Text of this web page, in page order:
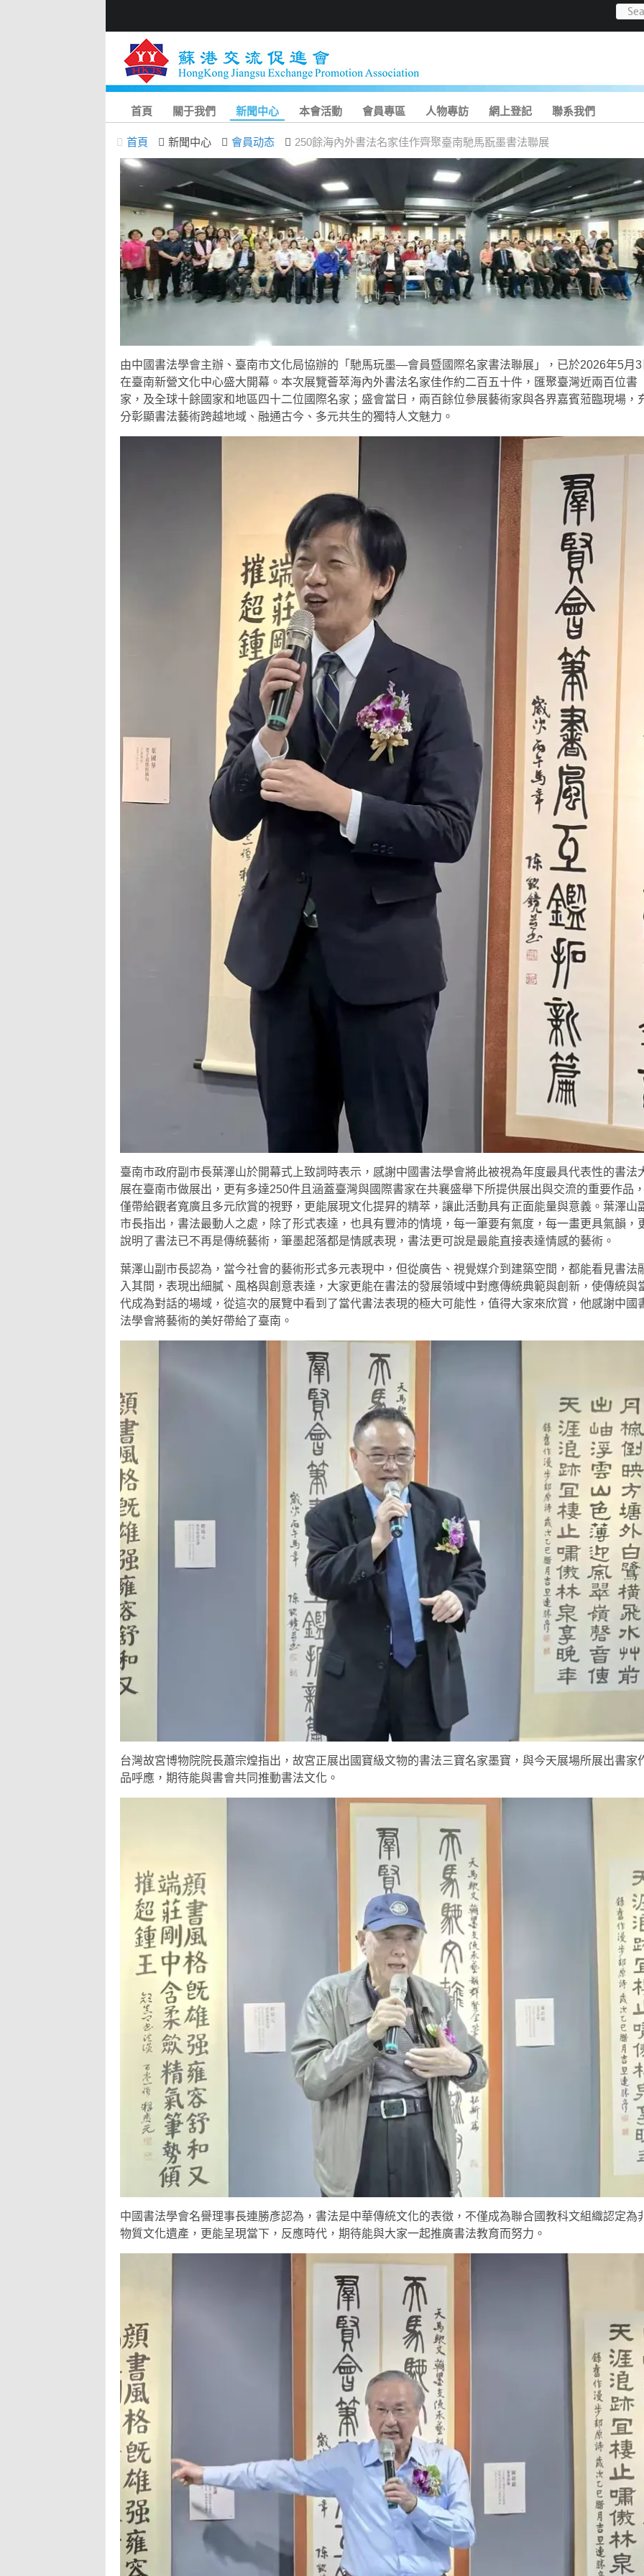
首頁 關于我們 新聞中心 本會活動 會員專區 人物專訪 網上登記 聯系我們
首頁 新聞中心 會員动态 250餘海內外書法名家佳作齊聚臺南馳馬翫墨書法聯展
由中國書法學會主辦、臺南市文化局協辦的「馳馬玩墨—會員暨國際名家書法聯展」，已於2026年5月3
在臺南新營文化中心盛大開幕。本次展覽薈萃海內外書法名家佳作約二百五十件，匯聚臺灣近兩百位書
家，及全球十餘國家和地區四十二位國際名家；盛會當日，兩百餘位參展藝術家與各界嘉賓蒞臨現場，
分彰顯書法藝術跨越地域、融通古今、多元共生的獨特人文魅力。
臺南市政府副市長葉澤山於開幕式上致詞時表示，感謝中國書法學會將此被視為年度最具代表性的書法
展在臺南市做展出，更有多達250件且涵蓋臺灣與國際書家在共襄盛舉下所提供展出與交流的重要作品
僅帶給觀者寬廣且多元欣賞的視野，更能展現文化提昇的精萃，讓此活動具有正面能量與意義。葉澤山
市長指出，書法最動人之處，除了形式表達，也具有豐沛的情境，每一筆要有氣度，每一畫更具氣韻，
說明了書法已不再是傳統藝術，筆墨起落都是情感表現，書法更可說是最能直接表達情感的藝術。
葉澤山副市長認為，當今社會的藝術形式多元表現中，但從廣告、視覺媒介到建築空間，都能看見書法
入其間，表現出細膩、風格與創意表達，大家更能在書法的發展領域中對應傳統典範與創新，使傳統與
代成為對話的場域，從這次的展覽中看到了當代書法表現的極大可能性，值得大家來欣賞，他感謝中國
法學會將藝術的美好帶給了臺南。
台灣故宮博物院院長蕭宗煌指出，故宮正展出國寶級文物的書法三寶名家墨寶，與今天展場所展出書家
品呼應，期待能與書會共同推動書法文化。
中國書法學會名譽理事長連勝彥認為，書法是中華傳統文化的表徵，不僅成為聯合國教科文組織認定為
物質文化遺產，更能呈現當下，反應時代，期待能與大家一起推廣書法教育而努力。